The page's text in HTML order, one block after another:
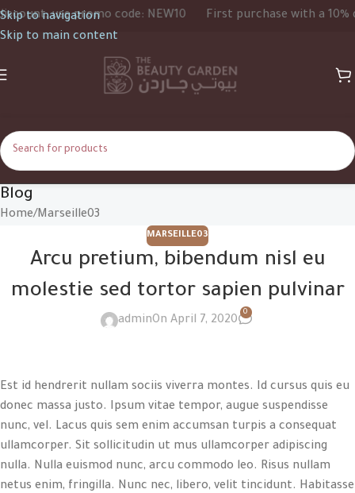
Skip to navigation
Skip to main content
use promo code: NEW10 First purchase with a 10%
Blog
Home Marseille03
MARSEILLE03
Arcu pretium, bibendum nisl eu
molestie sed tortor sapien pulvinar
adminOn April 7, 2020
0
Est id hendrerit nullam sociis viverra montes. Id cursus quis eu
donec massa justo. Ipsum vitae tempor, augue suspendisse
nunc, vel. Lacus quis sem enim accumsan turpis a consequat
ullamcorper. Sit sollicitudin ut mus ullamcorper adipiscing
nulla. Nulla euismod nunc, arcu commodo leo. Risus nullam
netus enim, fringilla. Nunc nec, libero, velit tincidunt. Habitasse